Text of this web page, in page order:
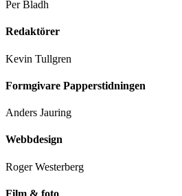
Per Bladh
Redaktörer
Kevin Tullgren
Formgivare Papperstidningen
Anders Jauring
Webbdesign
Roger Westerberg
Film & foto